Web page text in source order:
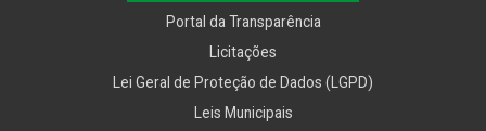
Portal da Transparência
Licitações
Lei Geral de Proteção de Dados (LGPD)
Leis Municipais